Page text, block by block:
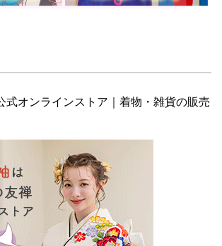
式オンラインストア｜着物・雑貨の販売